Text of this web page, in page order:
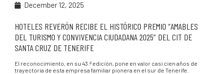
December 12, 2025
HOTELES REVERÓN RECIBE EL HISTÓRICO PREMIO “AMABLES
DEL TURISMO Y CONVIVENCIA CIUDADANA 2025” DEL CIT DE
SANTA CRUZ DE TENERIFE
El reconocimiento, en su 43.ª edición, pone en valor casi cien años de
trayectoria de esta empresa familiar pionera en el sur de Tenerife.